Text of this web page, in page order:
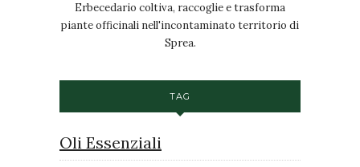
Erbecedario coltiva, raccoglie e trasforma
piante officinali nell'incontaminato territorio di
Sprea.
TAG
Oli Essenziali